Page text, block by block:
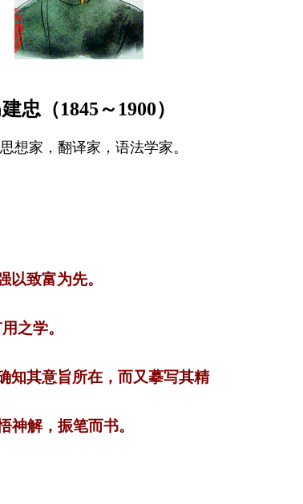
忠（1845～ 1900）
想家，翻译家，语法学家。
致富为先。
之学。
知其意旨所在，而又摹写其精
神解，振笔而书。